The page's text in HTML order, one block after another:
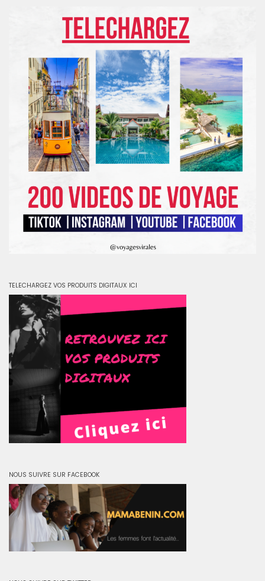
TELECHARGEZ VOS PRODUITS DIGITAUX ICI
NOUS SUIVRE SUR FACEBOOK